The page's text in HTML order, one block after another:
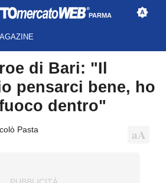
PARMA
di Bari: "Il
pensarci bene, ho
dentro"
Pasta